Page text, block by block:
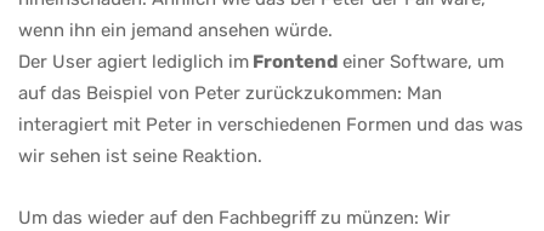
wenn ihn ein jemand ansehen würde.
Der User agiert lediglich im Frontend einer Software, um
auf das Beispiel von Peter zurückzukommen: Man
interagiert mit Peter in verschiedenen Formen und das was
wir sehen ist seine Reaktion.
Um das wieder auf den Fachbegriff zu münzen: Wir